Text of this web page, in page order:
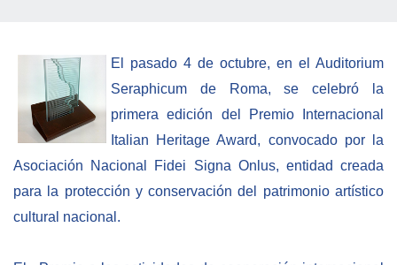
Patrimonio cultural
Empoderamiento socio-económico
Justicia y Seguridad
EUROsociAL
EL PAcCTO
EUROFRONT
COPOLAD III
El pasado 4 de octubre, en el Auditorium
Seraphicum de Roma, se celebró la
primera edición del Premio Internacional
Italian Heritage Award, convocado por la
Asociación Nacional Fidei Signa Onlus, entidad creada
para la protección y conservación del patrimonio artístico
cultural nacional.